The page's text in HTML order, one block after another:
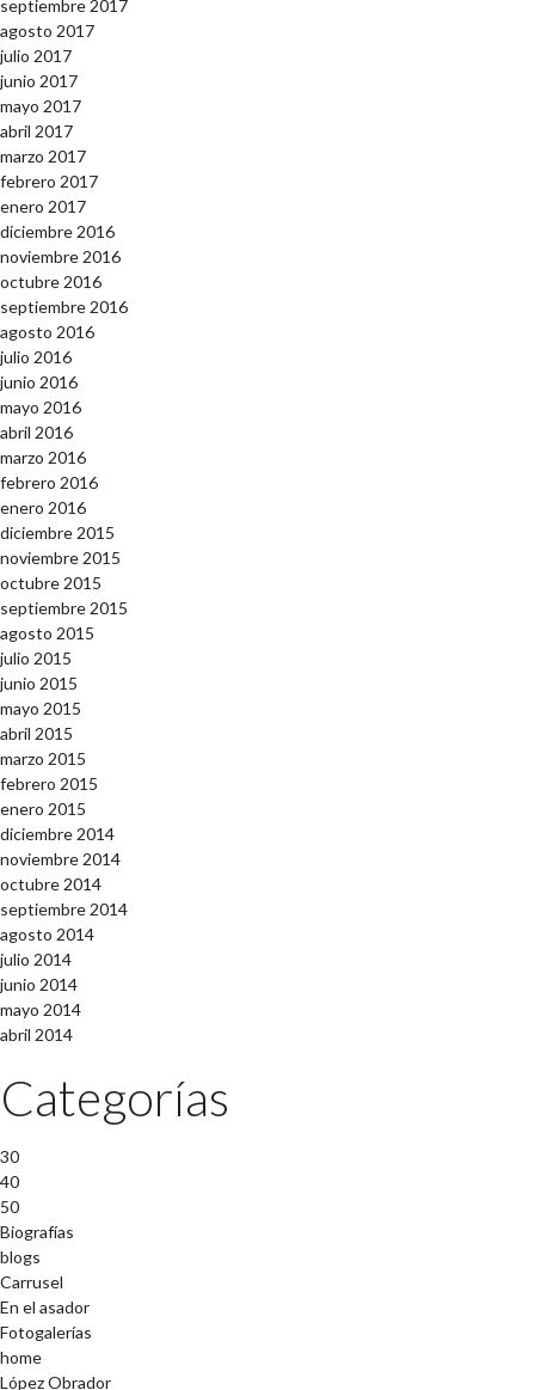
septiembre 2017
agosto 2017
julio 2017
junio 2017
mayo 2017
abril 2017
marzo 2017
febrero 2017
enero 2017
diciembre 2016
noviembre 2016
octubre 2016
septiembre 2016
agosto 2016
julio 2016
junio 2016
mayo 2016
abril 2016
marzo 2016
febrero 2016
enero 2016
diciembre 2015
noviembre 2015
octubre 2015
septiembre 2015
agosto 2015
julio 2015
junio 2015
mayo 2015
abril 2015
marzo 2015
febrero 2015
enero 2015
diciembre 2014
noviembre 2014
octubre 2014
septiembre 2014
agosto 2014
julio 2014
junio 2014
mayo 2014
abril 2014
Categorías
30
40
50
Biografías
blogs
Carrusel
En el asador
Fotogalerías
home
López Obrador